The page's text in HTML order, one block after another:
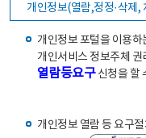
개인정보(열람,정정·삭제,
개인정보 포털을 이용
개인서비스 정보주체
열람등요구신청을 할
개인정보 열람 등 요구